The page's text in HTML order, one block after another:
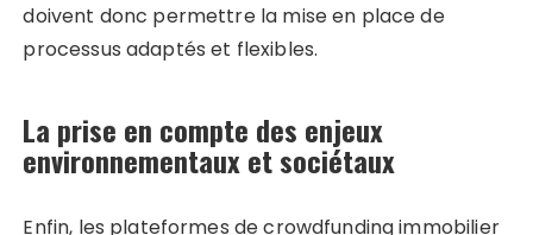
doivent donc permettre la mise en place de
processus adaptés et flexibles.
La prise en compte des enjeux
environnementaux et sociétaux
Enfin, les plateformes de crowdfunding immobilier